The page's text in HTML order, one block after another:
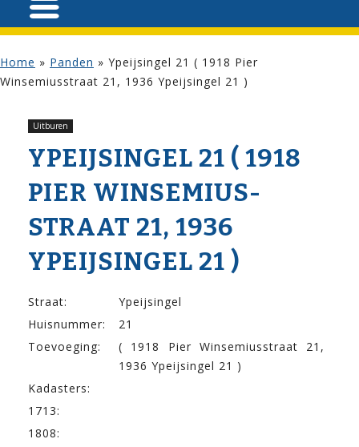
Home » Panden » Ypeijsingel 21 ( 1918 Pier
Winsemiusstraat 21, 1936 Ypeijsingel 21 )
Uitburen
YPEIJSINGEL 21 ( 1918
PIER WINSEMIUS­
STRAAT 21, 1936
YPEIJSINGEL 21 )
Straat:
Ypeijsingel
Huisnummer:
21
Toevoeging:
( 1918 Pier Winsemiusstraat 21,
1936 Ypeijsingel 21 )
Kadasters:
1713:
1808: